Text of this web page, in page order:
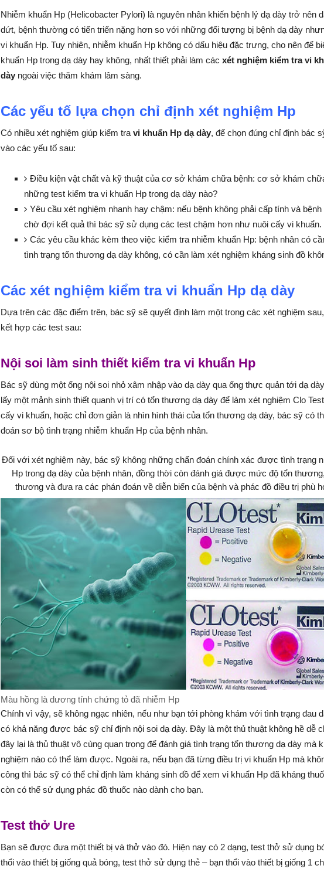
Nhiễm khuẩn Hp (Helicobacter Pylori) là nguyên nhân khiến bệnh lý dạ dày trở nên
dứt, bệnh thường có tiến triển nặng hơn so với những đối tượng bị bệnh dạ dày
vi khuẩn Hp. Tuy nhiên, nhiễm khuẩn Hp không có dấu hiệu đặc trưng, cho nên để
khuẩn Hp trong dạ dày hay không, nhất thiết phải làm cácxét nghiệm kiểm tra vi
dày ngoài việc thăm khám lâm sàng.
Các yếu tố lựa chọn chỉ định xét nghiệm Hp
Có nhiều xét nghiệm giúp kiểm travi khuẩn Hp dạ dày, để chọn đúng chỉ định bác
vào các yếu tố sau:
Điều kiện vật chất và kỹ thuật của cơ sở khám chữa bệnh: cơ sở khám
những test kiểm tra vi khuẩn Hp trong dạ dày nào?
Yêu cầu xét nghiệm nhanh hay chậm: nếu bệnh không phải cấp tính và bệnh
chờ đợi kết quả thì bác sỹ sử dụng các test chậm hơn như nuôi cấy vi khuẩn.
Các yêu cầu khác kèm theo việc kiểm tra nhiễm khuẩn Hp: bệnh nhân có
tình trạng tổn thương dạ dày không, có cần làm xét nghiệm kháng sinh đồ
Các xét nghiệm kiểm tra vi khuẩn Hp dạ dày
Dựa trên các đặc điểm trên, bác sỹ sẽ quyết định làm một trong các xét nghiệm
kết hợp các test sau:
Nội soi làm sinh thiết kiểm tra vi khuẩn Hp
Bác sỹ dùng một ống nội soi nhỏ xâm nhập vào dạ dày qua ống thực quản tới dạ
lấy một mảnh sinh thiết quanh vị trí có tổn thương dạ dày để làm xét nghiệm Clo
cấy vi khuẩn, hoặc chỉ đơn giản là nhìn hình thái của tổn thương dạ dày, bác sỹ có
đoán sơ bộ tình trạng nhiễm khuẩn Hp của bệnh nhân.
Đối với xét nghiệm này, bác sỹ không những chẩn đoán chính xác được tình trạng
Hp trong dạ dày của bệnh nhân, đồng thời còn đánh giá được mức độ tổn
thương và đưa ra các phán đoán về diễn biến của bệnh và phác đồ điều trị phù
Màu hồng là dương tính chứng tỏ đã nhiễm Hp
Chính vì vậy, sẽ không ngạc nhiên, nếu như bạn tới phòng khám với tình trạng đau
có khả năng được bác sỹ chỉ định nội soi dạ dày. Đây là một thủ thuật không hề dễ
đây lại là thủ thuật vô cùng quan trọng để đánh giá tình trạng tổn thương dạ dày mà
nghiệm nào có thể làm được. Ngoài ra, nếu bạn đã từng điều trị vi khuẩn Hp mà
công thì bác sỹ có thể chỉ định làm kháng sinh đồ để xem vi khuẩn Hp đã kháng
còn có thể sử dụng phác đồ thuốc nào dành cho bạn.
Test thở Ure
Bạn sẽ được đưa một thiết bị và thở vào đó. Hiện nay có 2 dạng, test thở sử dụng
thổi vào thiết bị giống quả bóng, test thở sử dụng thẻ – bạn thổi vào thiết bị giống 1